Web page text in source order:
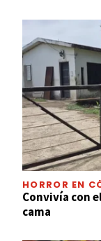
HORROR EN
Convivía con
cama